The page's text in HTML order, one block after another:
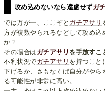
攻め込めないなら遠慮せずガ
では万が一、ここぞと ガチアサリ
方が複数やられるなどして攻め
か？
その場合は ガチアサリ を手放すこ
不利状況でガチアサリ を持つこと
下げるか、さもなくば自分がや
る可能性が非常に高い。